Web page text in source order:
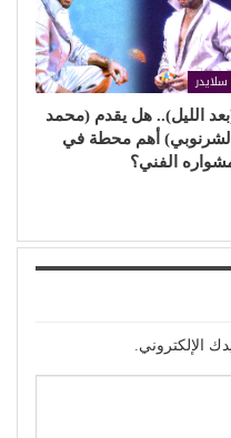
سلايدر
الليل).. هل يقدم (محمد
الشرنوبي) أهم محطة في
الفني؟
الإلكتروني.